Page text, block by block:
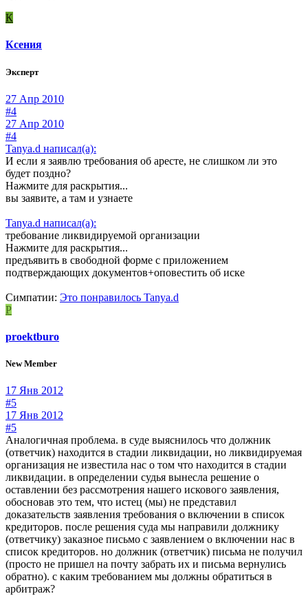
К
Ксения
Эксперт
27 Апр 2010
#4
27 Апр 2010
#4
Tanya.d написал(а):
И если я заявлю требования об аресте, не слишком ли это
будет поздно?
Нажмите для раскрытия...
вы заявите, а там и узнаете
Tanya.d написал(а):
требование ликвидируемой организации
Нажмите для раскрытия...
предъявить в свободной форме с приложением
подтверждающих документов+оповестить об иске
Симпатии: Это понравилось Tanya.d
P
proektburo
New Member
17 Янв 2012
#5
17 Янв 2012
#5
Аналогичная проблема. в суде выяснилось что должник
(ответчик) находится в стадии ликвидации, но ликвидируемая
организация не известила нас о том что находится в стадии
ликвидации. в определении судья вынесла решение о
оставлении без рассмотрения нашего искового заявления,
обосновав это тем, что истец (мы) не представил
доказательств заявления требования о включении в список
кредиторов. после решения суда мы направили должнику
(ответчику) заказное письмо с заявлением о включении нас в
список кредиторов. но должник (ответчик) письма не получил
(просто не пришел на почту забрать их и письма вернулись
обратно). с каким требованием мы должны обратиться в
арбитраж?